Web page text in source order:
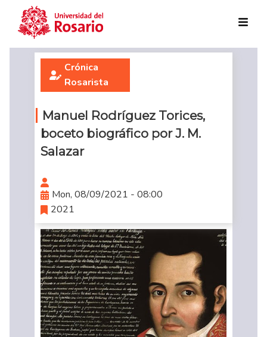
Skip to main content
Crónica
Rosarista
Manuel Rodríguez Torices,
boceto biográfico por J. M.
Salazar
Mon, 08/09/2021 - 08:00
2021